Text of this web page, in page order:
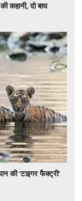
दो बाघ
‘टाइगर फैक्ट्री’